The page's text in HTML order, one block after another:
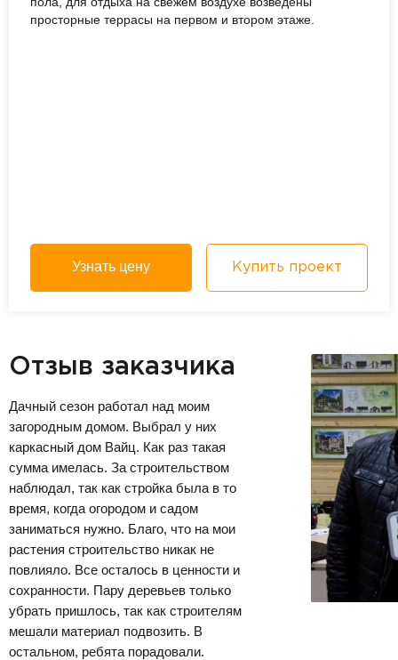
просторные террасы на первом и втором этаже.
Узнать цену Купить проект
Отзыв заказчика
Дачный сезон работал над моим
загородным домом. Выбрал у них
каркасный дом Вайц. Как раз такая
сумма имелась. За строительством
наблюдал, так как стройка была в то
время, когда огородом и садом
заниматься нужно. Благо, что на мои
растения строительство никак не
повлияло. Все осталось в ценности и
сохранности. Пару деревьев только
убрать пришлось, так как строителям
мешали материал подвозить. В
остальном, ребята порадовали.